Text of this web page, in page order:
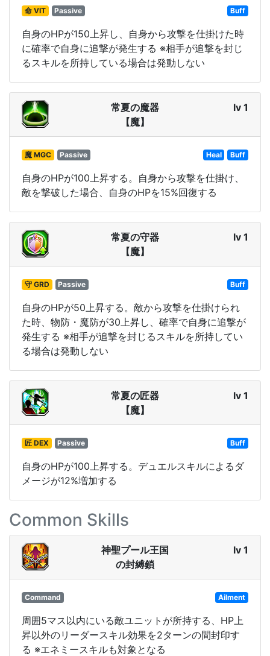
命 VIT Passive Buff
自身のHPが150上昇し、自身から攻撃を仕掛けた時
に確率で自身に追撃が発生する ※相手が追撃を封じ
るスキルを所持している場合は発動しない
常夏の魔器
【魔】
lv 1
魔 MGC Passive Heal Buff
自身のHPが100上昇する。自身から攻撃を仕掛け、
敵を撃破した場合、自身のHPを15%回復する
常夏の守器
【魔】
lv 1
守 GRD Passive Buff
自身のHPが50上昇する。敵から攻撃を仕掛けられ
た時、物防・魔防が30上昇し、確率で自身に追撃が
発生する ※相手が追撃を封じるスキルを所持してい
る場合は発動しない
常夏の匠器
【魔】
lv 1
匠 DEX Passive Buff
自身のHPが100上昇する。デュエルスキルによるダ
メージが12%増加する
Common Skills
神聖プール王国
の封縛鎖
lv 1
Command Ailment
周囲5マス以内にいる敵ユニットが所持する、HP上
昇以外のリーダースキル効果を2ターンの間封印す
る ※エネミースキルも対象となる